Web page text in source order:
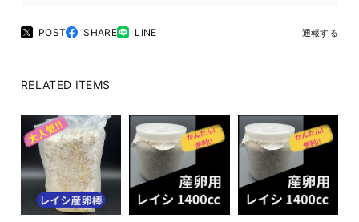
POST SHARE LINE 通報する
RELATED ITEMS